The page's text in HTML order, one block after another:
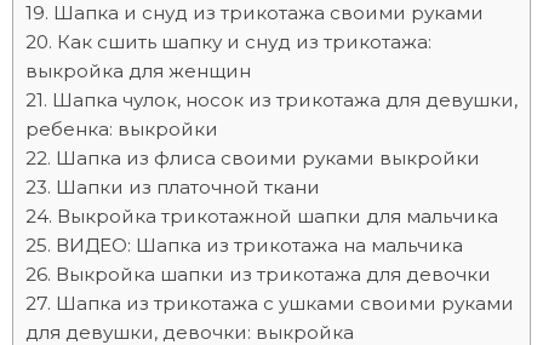
Шапка и снуд из трикотажа своими руками
Как сшить шапку и снуд из трикотажа:
выкройка для женщин
Шапка чулок, носок из трикотажа для девушки,
ребенка: выкройки
Шапка из флиса своими руками выкройки
Шапки из платочной ткани
Выкройка трикотажной шапки для мальчика
ВИДЕО: Шапка из трикотажа на мальчика
Выкройка шапки из трикотажа для девочки
Шапка из трикотажа с ушками своими руками
для девушки, девочки: выкройка